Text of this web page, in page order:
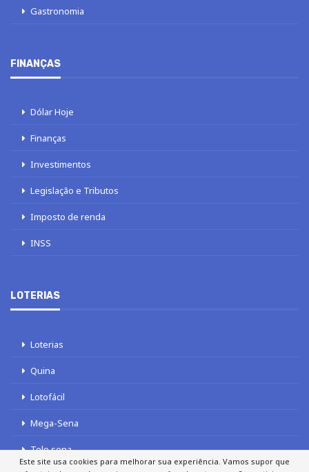
Gastronomia
FINANÇAS
Dólar Hoje
Finanças
Investimentos
Legislação e Tributos
Imposto de renda
INSS
LOTERIAS
Loterias
Quina
Lotofácil
Mega-Sena
Tele sena
Este site usa cookies para melhorar sua experiência. Vamos supor que